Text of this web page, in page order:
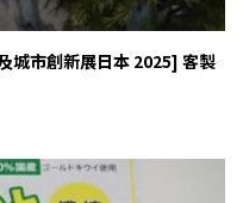
城市創新展日本 2025] 客製